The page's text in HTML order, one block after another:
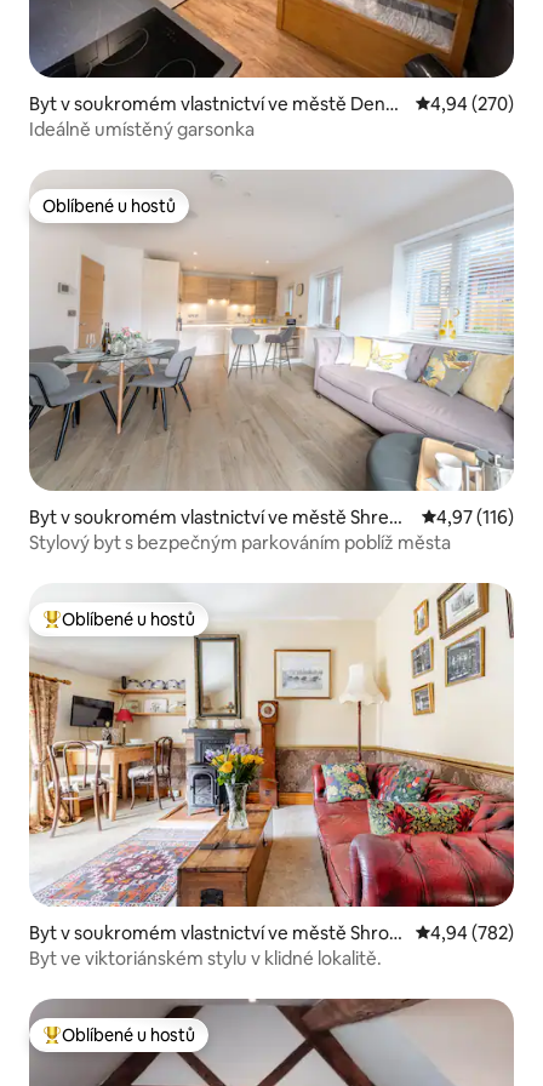
Byt v soukromém vlastnictví ve městě Denbi
ghshire
Průměrné
4,94 (270)
Ideálně umístěný garsonka
Oblíbené u hostů
Oblíbené u hostů
Byt v soukromém vlastnictví ve městě Shrews
bury
Průměrné
4,97 (116)
Stylový byt s bezpečným parkováním poblíž města
Nejlepší v kategorii Oblíbené u hostů
Oblíbené u hostů
Byt v soukromém vlastnictví ve městě Shrop
shire
Průměrné
4,94 (782)
Byt ve viktoriánském stylu v klidné lokalitě.
Nejlepší v kategorii Oblíbené u hostů
Oblíbené u hostů